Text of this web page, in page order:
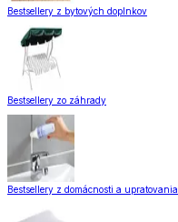
Bestsellery z bytových doplnkov
Bestsellery zo záhrady
Bestsellery z domácnosti a upratovania